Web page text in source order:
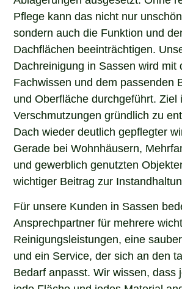
Pflege kann das nicht nur
sondern auch die Funktion und
Dachflächen beeinträchtigen.
Dachreinigung in Sassen wird mit
Fachwissen und dem passenden
und Oberfläche durchgeführt. Ziel
Verschmutzungen gründlich zu
Dach wieder deutlich gepflegter
Gerade bei Wohnhäusern,
und gewerblich genutzten
wichtiger Beitrag zur
Für unsere Kunden in Sassen
Ansprechpartner für mehrere
Reinigungsleistungen, eine
und ein Service, der sich an den
Bedarf anpasst. Wir wissen, dass
jede Fläche und jedes Material